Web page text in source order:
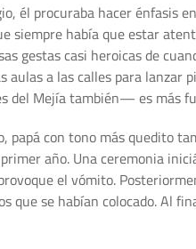
él procuraba hacer énfasis
siempre había que estar
gestas casi heroicas de
a las calles para lanzar
del Mejía también— es más
con tono más quedito
año. Una ceremonia
el vómito.
se habían colocado. Al